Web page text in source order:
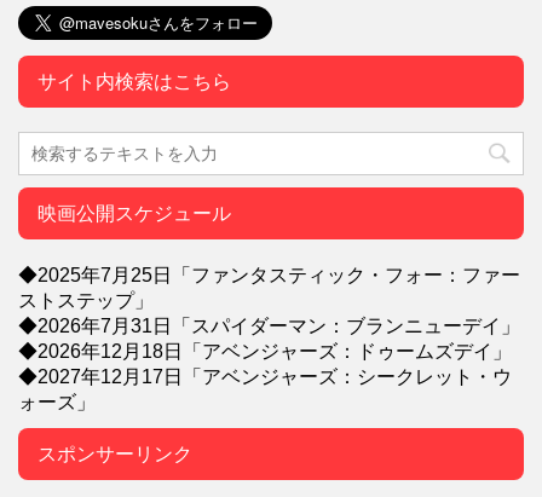
サイト内検索はこちら
映画公開スケジュール
◆2025年7月25日「ファンタスティック・フォー：ファー
ストステップ」
◆2026年7月31日「スパイダーマン：ブランニューデイ」
◆2026年12月18日「アベンジャーズ：ドゥームズデイ」
◆2027年12月17日「アベンジャーズ：シークレット・ウ
ォーズ」
スポンサーリンク